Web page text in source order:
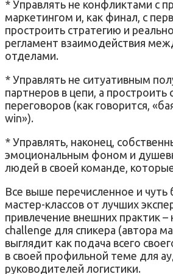
* Управлять не конфликтами с
маркетингом и, как финал, с
простроить стратегию и
регламент взаимодействия
отделами.
* Управлять не ситуативным
партнеров в цепи, а простроить
переговоров (как говорится,
win»).
* Управлять, наконец,
эмоциональным фоном и
людей в своей команде,
Все выше перечисленное и
мастер-классов от лучших
привлечение внешних практик –
challenge для спикера (автора
выглядит как подача всего
в своей профильной теме для
руководителей логистики.